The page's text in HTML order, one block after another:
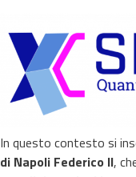
In questo contesto si
di Napoli Federico II,